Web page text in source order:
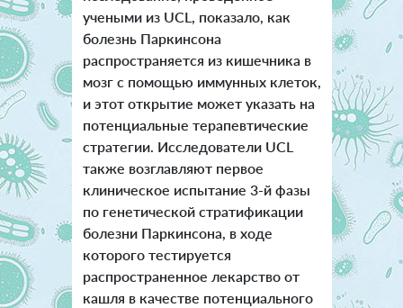
учеными из UCL, показало, как
болезнь Паркинсона
распространяется из кишечника в
мозг с помощью иммунных клеток,
и этот открытие может указать на
потенциальные терапевтические
стратегии. Исследователи UCL
также возглавляют первое
клиническое испытание 3-й фазы
по генетической стратификации
болезни Паркинсона, в ходе
которого тестируется
распространенное лекарство от
кашля в качестве потенциального